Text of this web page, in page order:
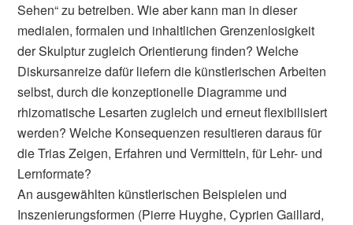
Sehen“ zu betreiben. Wie aber kann man in dieser
medialen, formalen und inhaltlichen Grenzenlosigkeit
der Skulptur zugleich Orientierung finden? Welche
Diskursanreize dafür liefern die künstlerischen Arbeiten
selbst, durch die konzeptionelle Diagramme und
rhizomatische Lesarten zugleich und erneut flexibilisiert
werden? Welche Konsequenzen resultieren daraus für
die Trias Zeigen, Erfahren und Vermitteln, für Lehr- und
Lernformate?
An ausgewählten künstlerischen Beispielen und
Inszenierungsformen (Pierre Huyghe, Cyprien Gaillard,